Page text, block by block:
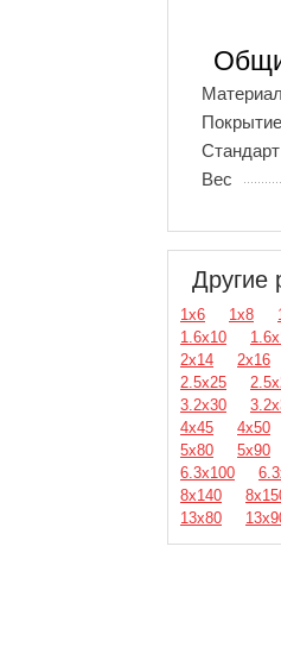
Материал
Покрытие
Стандарт
Вес
Другие
1х6 1х8
1.6х10
2х14
2х16
2.5х25
3.2х30
4х45
4х50
5х80
5х90
6.3х100
8х140
13х80